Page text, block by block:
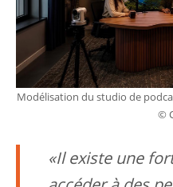
Modélisation du studio de
©
Il existe une